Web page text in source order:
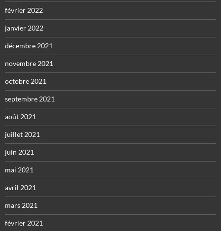
février 2022
janvier 2022
décembre 2021
novembre 2021
octobre 2021
septembre 2021
août 2021
juillet 2021
juin 2021
mai 2021
avril 2021
mars 2021
février 2021